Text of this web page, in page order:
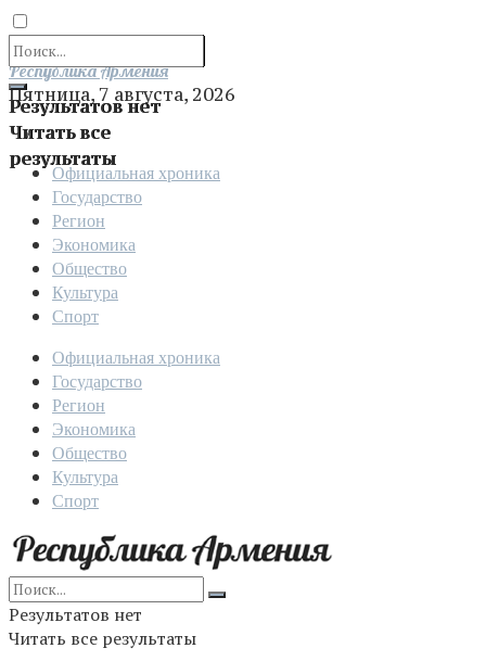
Результатов нет
Читать все
результаты
Отправить
Республика Армения
Пятница, 7 августа, 2026
Официальная хроника
Государство
Регион
Экономика
Общество
Культура
Спорт
Официальная хроника
Государство
Регион
Экономика
Общество
Культура
Спорт
Результатов нет
Читать все результаты